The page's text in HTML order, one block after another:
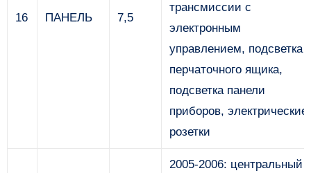
16 ПАНЕЛЬ 7,5
трансмиссии с
электронным
управлением, подсветка
перчаточного ящика,
подсветка панели
приборов, электрические
розетки
2005-2006: центральный